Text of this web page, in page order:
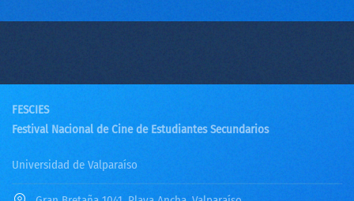
FESCIES
Festival Nacional de Cine de Estudiantes Secundarios
Universidad de Valparaíso